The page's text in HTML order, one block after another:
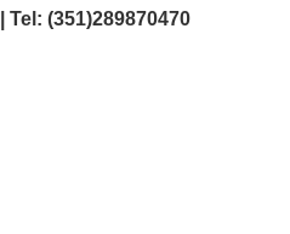
| Tel: (351)289870470